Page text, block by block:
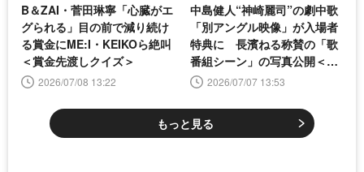
B＆ZAI・菅田琳寧「心臓がエ
グられる」目の前で減り続け
る賞金にME:I・KEIKOら絶叫
＜賞金先渡しクイズ＞
2026/07/08 13:22
中島健人“神崎麗司”の劇中歌
「別アングル映像」が入場者
特典に 長濱ねる称賛の「歌
番組シーン」の写真公開＜ラ
ブ≠コメディ＞
2026/07/07 13:53
もっと見る